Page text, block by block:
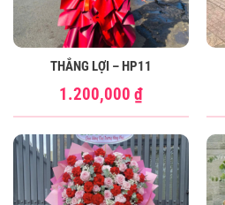
THẮNG LỢI – HP11
1.200,000 ₫